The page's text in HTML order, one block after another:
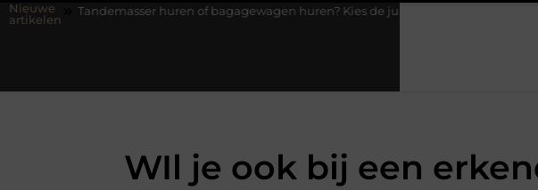
Nieuwe
artikelen
huren of bagagewagen huren? Kies de juiste aanhanger voor jouw klus
WIl je ook bij een